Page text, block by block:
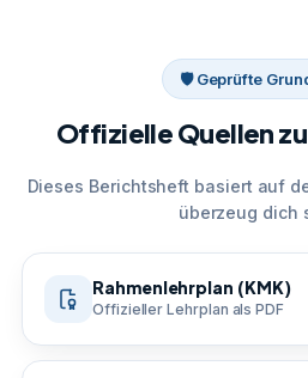
🛡 Geprüfte
Offizielle Quellen
Dieses Berichtsheft basiert auf
überzeug dich
Rahmenlehrplan (KMK)
Offizieller Lehrplan als PDF